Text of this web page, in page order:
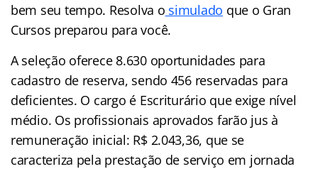
bem seu tempo. Resolva o simulado que o Gran
Cursos preparou para você.
A seleção oferece 8.630 oportunidades para
cadastro de reserva, sendo 456 reservadas para
deficientes. O cargo é Escriturário que exige nível
médio. Os profissionais aprovados farão jus à
remuneração inicial: R$ 2.043,36, que se
caracteriza pela prestação de serviço em jornada